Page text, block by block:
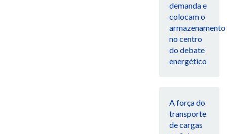
demanda e
colocam o
armazenamento
no centro
do debate
energético
A força do
transporte
de cargas